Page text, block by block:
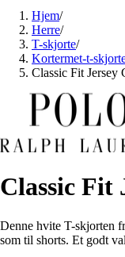
Hjem/
Herre/
T-skjorte/
Kortermet-t-
Classic Fit
Classic Fit
Denne hvite T-skjorten
som til shorts. Et godt